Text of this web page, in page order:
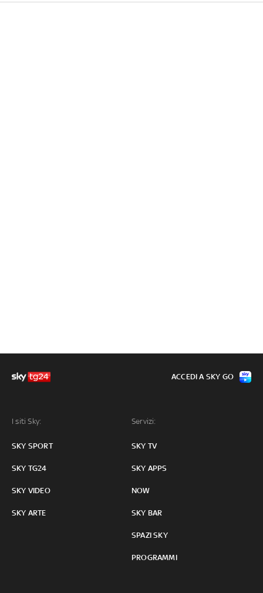
I siti Sky:
SKY SPORT
SKY TG24
SKY VIDEO
SKY ARTE
Servizi:
SKY TV
SKY APPS
NOW
SKY BAR
SPAZI SKY
PROGRAMMI
ACCEDI A SKY GO